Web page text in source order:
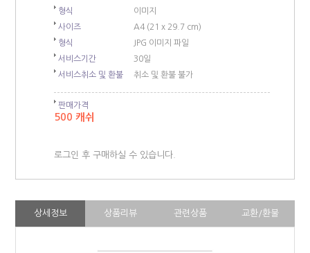
형식
이미지
사이즈
A4 (21 x 29.7 cm)
형식
JPG 이미지 파일
서비스기간
30일
서비스취소 및 환불
취소 및 환불 불가
판매가격
500 캐쉬
로그인 후 구매하실 수 있습니다.
상세정보 상품리뷰 관련상품 교환/환불